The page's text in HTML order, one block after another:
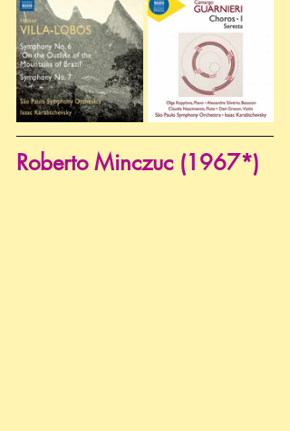
Roberto Minczuc (1967*)